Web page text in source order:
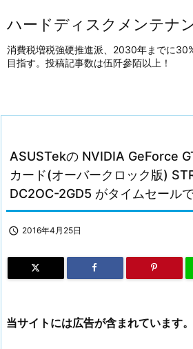
ハードディスクメンテナ
消費税増税強硬推進派、2030年までに
目指す。投稿記事数は伍阡參陌以上！
ASUSTekの NVIDIA GeForce
カード(オーバークロック版)
DC2OC-2GD5 がタイムセール
 2016年4月25日
当サイトには広告が含まれています。